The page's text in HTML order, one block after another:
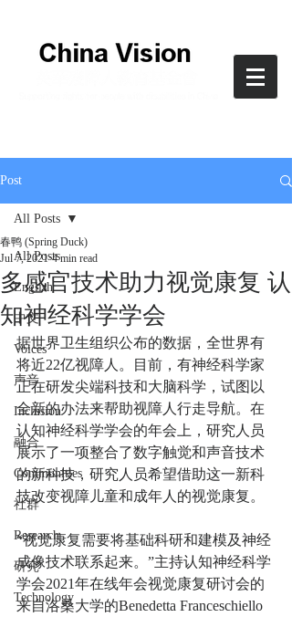
Post
All Posts
English
中文
Voices
声音
Inclusion
融合
Communities
社群
Research
研究
Technology
All Posts
多感官技术助力视觉康复 认
知神经科学学会
春鸭 (Spring Duck)
Jul 7, 2021 4 min read
据世界卫生组织公布的数据，全世界有
将近22亿视障人。目前，有神经科学家
正在研发尖端科技和大脑科学，试图以
全新的办法来帮助视障人行走导航。在
认知神经科学学会的年会上，研究人员
展示了一项整合了数字触觉和声音技术
的新科技，研究人员希望借助这一新科
技改变视障儿童和成年人的视觉康复。
“视觉康复需要将基础科研和建模及神经
成像技术联系起来。”主持认知神经科学
学会2021年在线年会视觉康复研讨会的
来自洛桑大学的Benedetta Franceschiello